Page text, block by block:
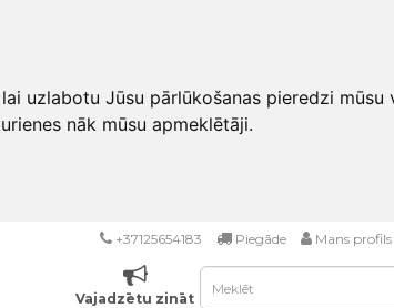
uzlabotu Jūsu pārlūkošanas pieredzi
nāk mūsu apmeklētāji.
+37125654183 Piegāde Mans profils
Vajadzētu zināt